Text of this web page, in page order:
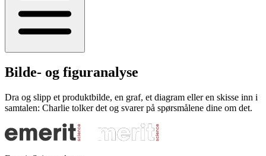
Bilde- og figuranalyse
Dra og slipp et produktbilde, en graf, et diagram eller en skisse inn i
samtalen: Charlie tolker det og svarer på spørsmålene dine om det.